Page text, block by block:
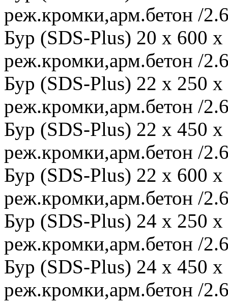
реж.кромки,арм.бетон /
Бур (SDS-Plus) 20 x 600
реж.кромки,арм.бетон /
Бур (SDS-Plus) 22 x 250
реж.кромки,арм.бетон /
Бур (SDS-Plus) 22 x 450
реж.кромки,арм.бетон /
Бур (SDS-Plus) 22 x 600
реж.кромки,арм.бетон /
Бур (SDS-Plus) 24 x 250
реж.кромки,арм.бетон /
Бур (SDS-Plus) 24 x 450
реж.кромки,арм.бетон /